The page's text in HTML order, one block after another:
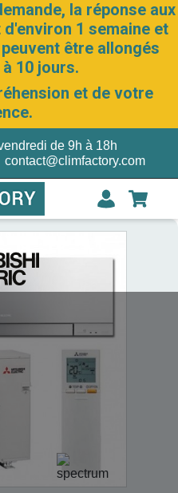
la réponse aux
1 semaine et
être allongés
10 jours.
et de votre
de 9h à 18h
contact@climfactory.com